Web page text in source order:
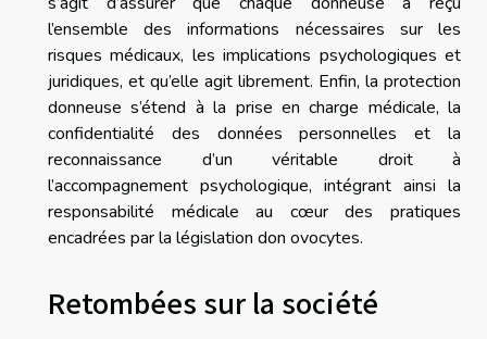
l’ensemble des informations nécessaires sur les
risques médicaux, les implications psychologiques et
juridiques, et qu’elle agit librement. Enfin, la protection
donneuse s’étend à la prise en charge médicale, la
confidentialité des données personnelles et la
reconnaissance d’un véritable droit à
l’accompagnement psychologique, intégrant ainsi la
responsabilité médicale au cœur des pratiques
encadrées par la législation don ovocytes.
Retombées sur la société